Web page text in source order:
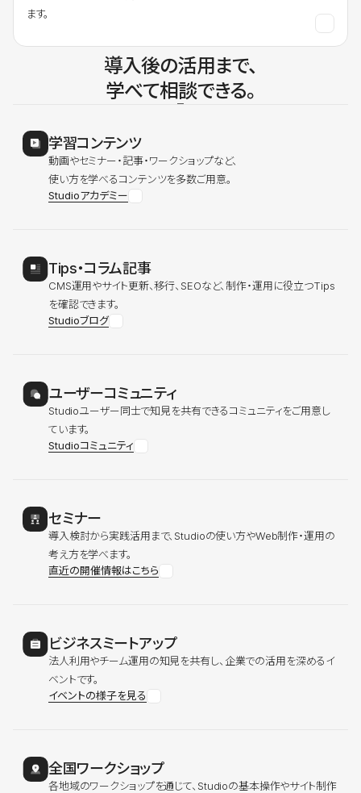
ます。
導入後の活用まで、
学べて相談できる。
学習コンテンツ
動画やセミナー・記事・ワークショップなど、
使い方を学べるコンテンツを多数ご用意。
Studioアカデミー
Tips・コラム記事
CMS運用やサイト更新、移行、SEOなど、制作・運用に役立つTips
を確認できます。
Studioブログ
ユーザーコミュニティ
Studioユーザー同士で知見を共有できるコミュニティをご用意し
ています。
Studioコミュニティ
セミナー
導入検討から実践活用まで、Studioの使い方やWeb制作・運用の
考え方を学べます。
直近の開催情報はこちら
ビジネスミートアップ
法人利用やチーム運用の知見を共有し、企業での活用を深めるイ
ベントです。
イベントの様子を見る
全国ワークショップ
各地域のワークショップを通じて、Studioの基本操作やサイト制作